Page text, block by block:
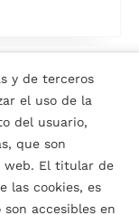
y de terceros
el uso de la
del usuario,
que son
web. El titular de
las cookies, es
accesibles en